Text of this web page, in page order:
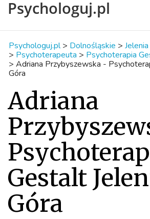
Psychologuj.pl
Psychologuj.pl > Dolnośląskie >
> Psychoterapeuta > Psychoterapia
> Adriana Przybyszewska -
Góra
Adriana
Gestalt
Góra